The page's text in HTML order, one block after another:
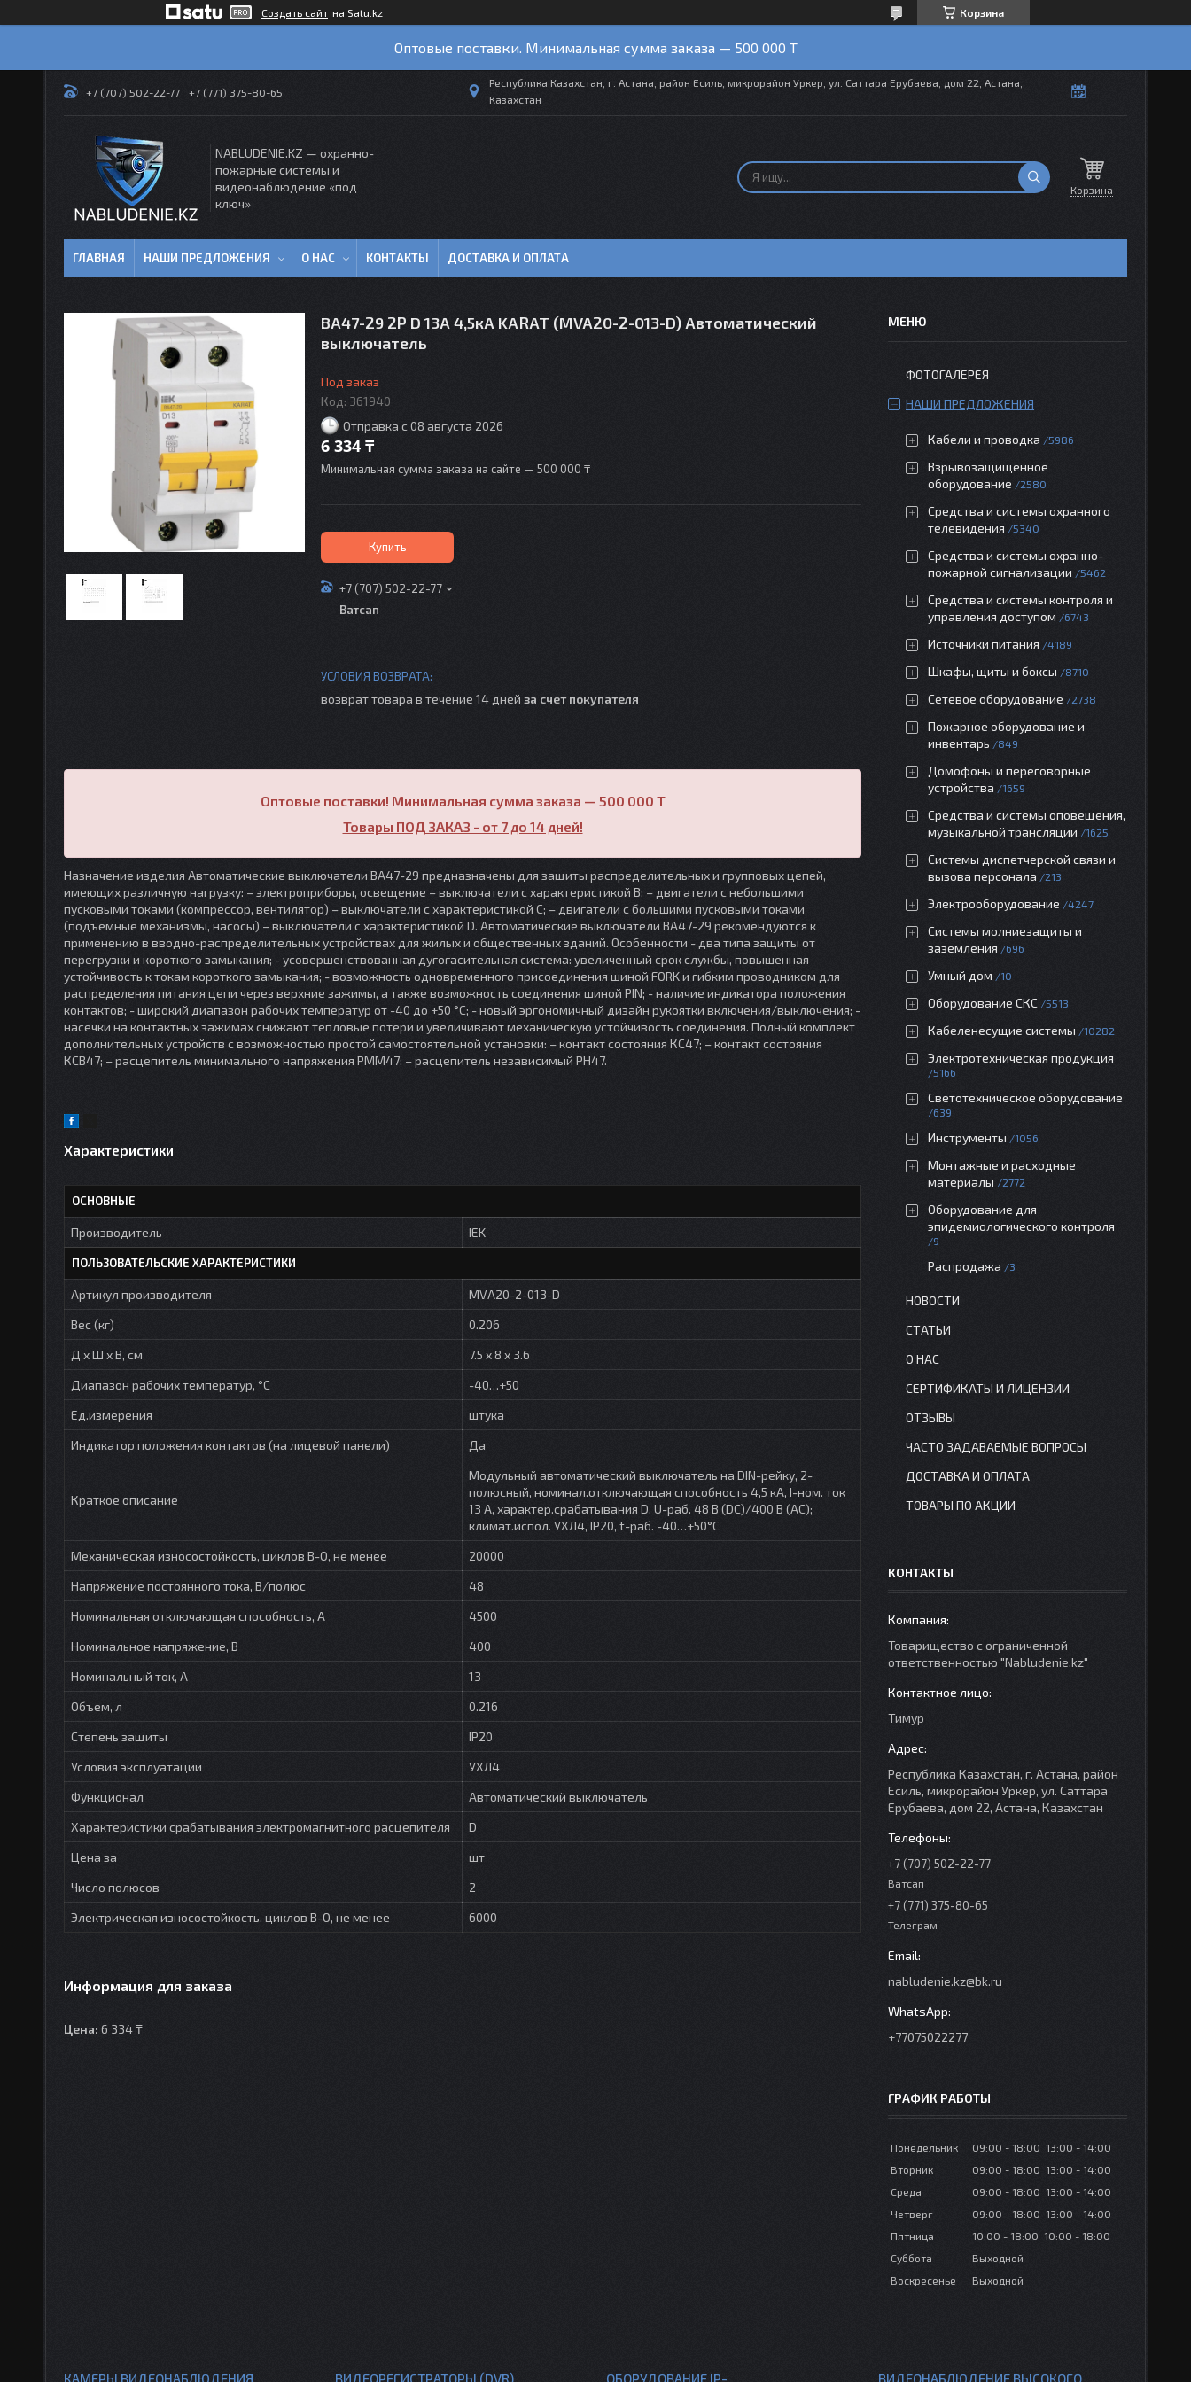
Создать сайт на Satu.kz Корзина
Оптовые поставки. Минимальная сумма заказа — 500 000 T
+7 (707) 502-22-77 +7 (771) 375-80-65
Республика Казахстан, г. Астана, район Есиль, микрорайон Уркер, ул. Саттара Ерубаева, дом 22, Астана,
Казахстан
NABLUDENIE.KZ — охранно-
пожарные системы и
видеонаблюдение «под
ключ»
Корзина
ГЛАВНАЯ НАШИ ПРЕДЛОЖЕНИЯ О НАС КОНТАКТЫ ДОСТАВКА И ОПЛАТА
ВА47-29 2P D 13А 4,5кА KARAT (MVA20-2-013-D) Автоматический
выключатель
Под заказ
Код: 361940
Отправка с 08 августа 2026
6 334 ₸
Минимальная сумма заказа на сайте — 500 000 ₸
Купить
+7 (707) 502-22-77
Ватсап
возврат товара в течение 14 дней за счет покупателя
Оптовые поставки! Минимальная сумма заказа — 500 000 T
Товары ПОД ЗАКАЗ - от 7 до 14 дней!
Назначение изделия Автоматические выключатели ВА47-29 предназначены для защиты распределительных и групповых цепей,
имеющих различную нагрузку: – электроприборы, освещение – выключатели с характеристикой В; – двигатели с небольшими
пусковыми токами (компрессор, вентилятор) – выключатели с характеристикой C; – двигатели с большими пусковыми токами
(подъемные механизмы, насосы) – выключатели с характеристикой D. Автоматические выключатели ВА47-29 рекомендуются к
применению в вводно-распределительных устройствах для жилых и общественных зданий. Особенности - два типа защиты от
перегрузки и короткого замыкания; - усовершенствованная дугогасительная система: увеличенный срок службы, повышенная
устойчивость к токам короткого замыкания; - возможность одновременного присоединения шиной FORK и гибким проводником для
распределения питания цепи через верхние зажимы, а также возможность соединения шиной PIN; - наличие индикатора положения
контактов; - широкий диапазон рабочих температур от -40 до +50 °С; - новый эргономичный дизайн рукоятки включения/выключения; -
насечки на контактных зажимах снижают тепловые потери и увеличивают механическую устойчивость соединения. Полный комплект
дополнительных устройств с возможностью простой самостоятельной установки: – контакт состояния КС47; – контакт состояния
КСВ47; – расцепитель минимального напряжения РММ47; – расцепитель независимый РН47.
Характеристики
ОСНОВНЫЕ
Производитель IEK
ПОЛЬЗОВАТЕЛЬСКИЕ ХАРАКТЕРИСТИКИ
Артикул производителя
MVA20-2-013-D
Вес (кг)
0.206
Д х Ш х В, см
7.5 x 8 x 3.6
Диапазон рабочих температур, °С
-40…+50
Ед.измерения
штука
Индикатор положения контактов (на лицевой панели)
Да
Краткое описание
Модульный автоматический выключатель на DIN-рейку, 2-
полюсный, номинал.отключающая способность 4,5 кА, I-ном. ток
13 A, характер.срабатывания D, U-раб. 48 В (DC)/400 В (AC);
климат.испол. УХЛ4, IP20, t-раб. -40…+50°C
Механическая износостойкость, циклов В-О, не менее
20000
Напряжение постоянного тока, В/полюс
48
Номинальная отключающая способность, А
4500
Номинальное напряжение, В
400
Номинальный ток, А
13
Объем, л
0.216
Степень защиты
IP20
Условия эксплуатации
УХЛ4
Функционал
Автоматический выключатель
Характеристики срабатывания электромагнитного расцепителя
D
Цена за
шт
Число полюсов
2
Электрическая износостойкость, циклов В-О, не менее
6000
Информация для заказа
Цена: 6 334 ₸
ФОТОГАЛЕРЕЯ
НАШИ ПРЕДЛОЖЕНИЯ
Кабели и проводка 5986
Взрывозащищенное
оборудование
2580
Средства и системы охранного
телевидения
5340
Средства и системы охранно-
пожарной сигнализации
5462
Средства и системы контроля и
управления доступом
6743
Источники питания 4189
Шкафы, щиты и боксы 8710
Сетевое оборудование 2738
Пожарное оборудование и
инвентарь
849
Домофоны и переговорные
устройства
1659
Средства и системы оповещения,
музыкальной трансляции
1625
Системы диспетчерской связи и
вызова персонала
213
Электрооборудование 4247
Системы молниезащиты и
заземления
696
Умный дом 10
Оборудование СКС 5513
Кабеленесущие системы 10282
Электротехническая продукция
5166
Светотехническое оборудование
639
Инструменты 1056
Монтажные и расходные
материалы
2772
Оборудование для
эпидемиологического контроля
9
Распродажа 3
НОВОСТИ
СТАТЬИ
О НАС
СЕРТИФИКАТЫ И ЛИЦЕНЗИИ
ОТЗЫВЫ
ЧАСТО ЗАДАВАЕМЫЕ ВОПРОСЫ
ДОСТАВКА И ОПЛАТА
ТОВАРЫ ПО АКЦИИ
КОНТАКТЫ
Товарищество с ограниченной
ответственностью "Nabludenie.kz"
Тимур
Республика Казахстан, г. Астана, район
Есиль, микрорайон Уркер, ул. Саттара
Ерубаева, дом 22, Астана, Казахстан
+7 (707) 502-22-77
Ватсап
+7 (771) 375-80-65
Телеграм
nabludenie.kz@bk.ru
+77075022277
ГРАФИК РАБОТЫ
Понедельник 09:00 18:00 13:00
14:00
Вторник
09:00 18:00 13:00
14:00
Среда
09:00 18:00 13:00
14:00
Четверг
09:00 18:00 13:00
14:00
Пятница
10:00 18:00 10:00
18:00
Суббота
Выходной
Воскресенье
Выходной
КАМЕРЫ ВИДЕОНАБЛЮДЕНИЯ ВИДЕОРЕГИСТРАТОРЫ (DVR) ОБОРУДОВАНИЕ IP- ВИДЕОНАБЛЮДЕНИЕ ВЫСОКОГО